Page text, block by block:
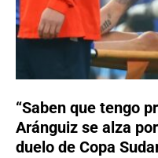
“Saben que tengo
Aránguiz se alza
duelo de Copa